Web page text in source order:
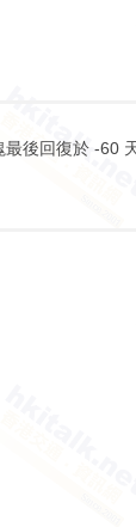
後回復於 -60